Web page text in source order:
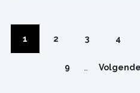
Pagina
1 Pagina
2 Pagina
3 4
Pagina
9 … Volgende
Volgende